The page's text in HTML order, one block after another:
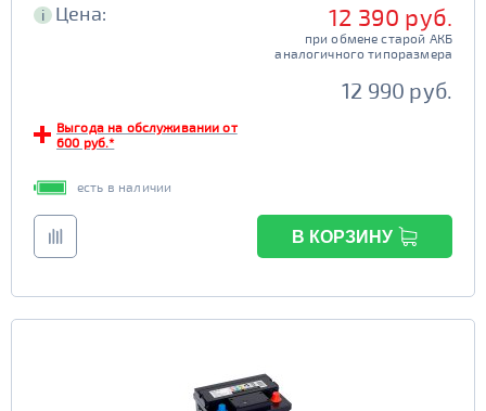
i Цена: 12 390 руб.
при обмене старой АКБ
аналогичного типоразмера
12 990 руб.
Выгода на обслуживании от
600 руб.*
есть в наличии
В КОРЗИНУ